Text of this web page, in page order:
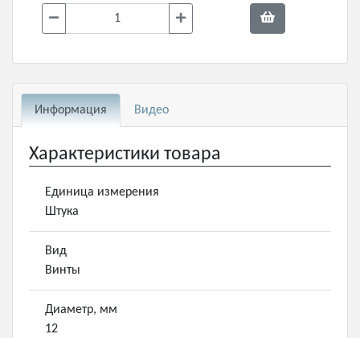
Информация Видео
Характеристики товара
Единица измерения
Штука
Вид
Винты
Диаметр, мм
12